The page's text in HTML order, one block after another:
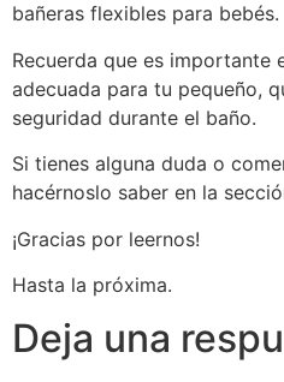
bañeras flexibles para bebés.
Recuerda que es importante
adecuada para tu pequeño,
seguridad durante el baño.
Si tienes alguna duda o
hacérnoslo saber en la
¡Gracias por leernos!
Hasta la próxima.
Deja una